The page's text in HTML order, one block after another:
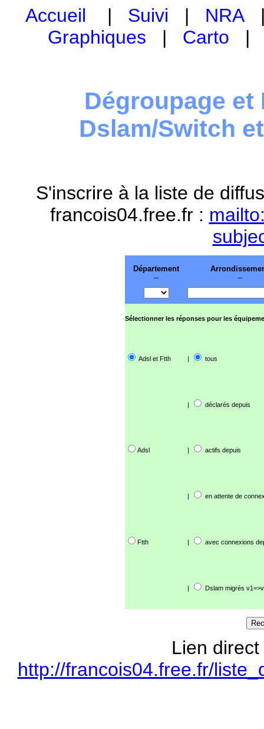
Accueil | Suivi | NRA
Graphiques | Carto
Dégroupage et
Dslam/Switch
S'inscrire à la liste de
francois04.free.fr :
Département
--
--
Sélectionner les réponses pour les
Adsl et Ftth | tous
| déclarés depuis
Adsl | actifs depuis
| en attente de
Ftth | avec connexions
| Dslam migrés
Lien
http://francois04.free.fr/